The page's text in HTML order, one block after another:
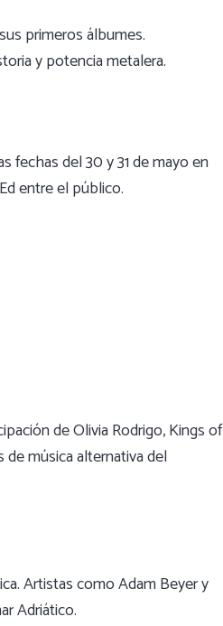
primeros álbumes.
y potencia metalera.
fechas del 30 y 31 de mayo en
entre el público.
de Olivia Rodrigo, Kings of
música alternativa del
Artistas como Adam Beyer y
Adriático.